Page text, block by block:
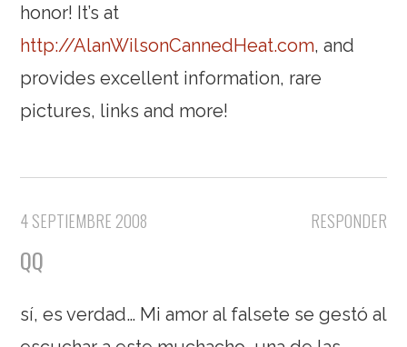
honor! It’s at
http://AlanWilsonCannedHeat.com, and
provides excellent information, rare
pictures, links and more!
RESPONDER
4 SEPTIEMBRE 2008
QQ
sí, es verdad… Mi amor al falsete se gestó al